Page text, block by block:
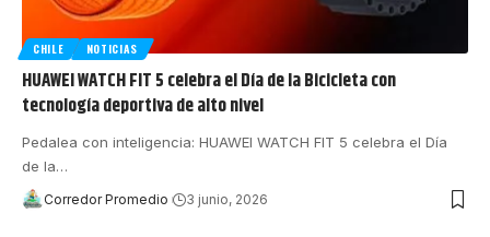
CHILE NOTICIAS
HUAWEI WATCH FIT 5 celebra el Día de la Bicicleta con
tecnología deportiva de alto nivel
Pedalea con inteligencia: HUAWEI WATCH FIT 5 celebra el Día
de la…
Corredor Promedio 3 junio, 2026